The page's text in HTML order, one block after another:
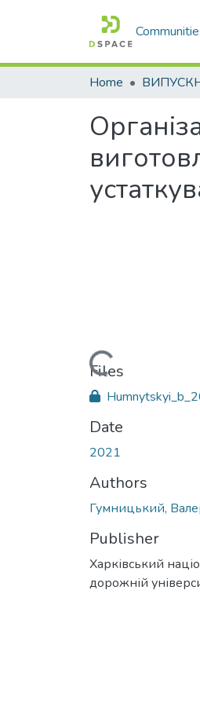
Home
Loading...
Files
Date
2021
Authors
Гумницький,
Publisher
Харківський
дорожній